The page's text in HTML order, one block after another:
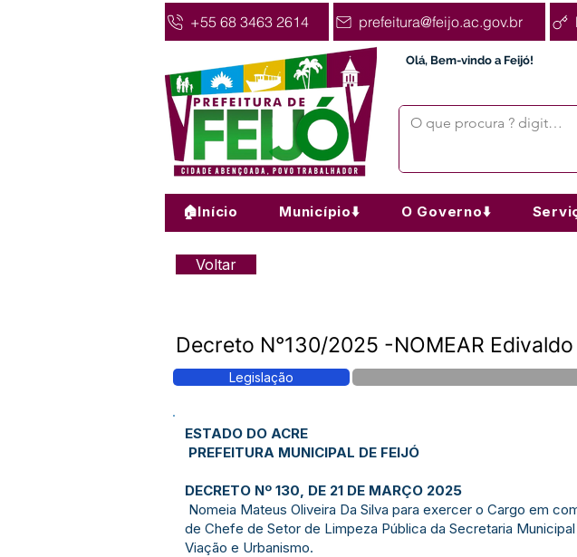
+55 68 3463 2614 prefeitura@feijo.ac.gov.br
Olá, Bem-vindo a Feijó!
🏠Início Município⬇️ O Governo⬇️
Voltar
Decreto N°130/2025 -NOMEAR
Legislação
ESTADO DO ACRE
PREFEITURA MUNICIPAL DE FEIJÓ
DECRETO Nº 130, DE 21 DE MARÇO 2025
Nomeia Mateus Oliveira Da Silva para exercer o Cargo em
de Chefe de Setor de Limpeza Pública da Secretaria
Viação e Urbanismo.